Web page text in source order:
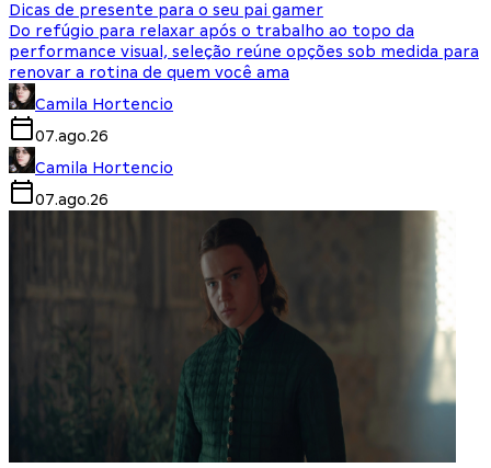
Dicas de presente para o seu pai gamer
Do refúgio para relaxar após o trabalho ao topo da
performance visual, seleção reúne opções sob medida para
renovar a rotina de quem você ama
Camila Hortencio
07.ago.26
Camila Hortencio
07.ago.26